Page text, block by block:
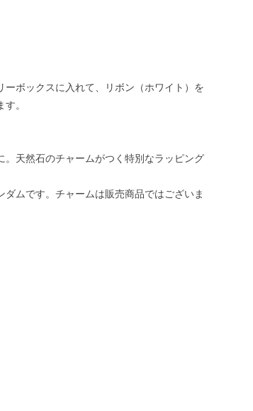
ーボックスに入れて、リボン（ホワイト）を
。
。天然石のチャームがつく特別なラッピング
ムです。チャームは販売商品ではございま